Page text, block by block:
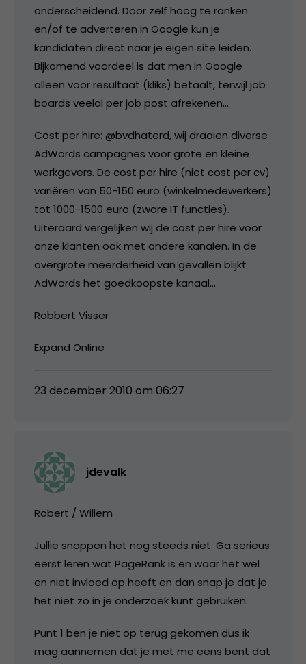
onderscheidend. Door zelf hoog te ranken
en/of te adverteren in Google kun je
kandidaten direct naar je eigen site leiden.
Bijkomend voordeel is dat men in Google
alleen voor resultaat (kliks) betaalt, terwijl job
boards veelal per job post afrekenen…
Cost per hire: @bvdhaterd, wij draaien diverse
AdWords campagnes voor grote en kleine
werkgevers. De cost per hire (niet cost per cv)
variëren van 50-150 euro (winkelmedewerkers)
tot 1000-1500 euro (zware IT functies).
Uiteraard vergelijken wij de cost per hire voor
onze klanten ook met andere kanalen. In de
overgrote meerderheid van gevallen blijkt
AdWords het goedkoopste kanaal…
Robbert Visser
Expand Online
23 december 2010 om 06:27
jdevalk
Robert / Willem
Jullie snappen het nog steeds niet. Ga serieus
eerst leren wat PageRank is en waar het wel
en niet invloed op heeft en dan snap je dat je
het niet zo in je onderzoek kunt gebruiken.
Punt 1 ben je niet op terug gekomen dus ik
mag aannemen dat je met me eens bent dat